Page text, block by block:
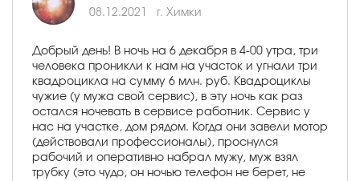
08.12.2021 г. Химки
Добрый день! В ночь на 6 декабря в 4-00 утра, три
человека проникли к нам на участок и угнали три
квадроцикла на сумму 6 млн. руб. Квадроциклы
чужие (у мужа свой сервис), в эту ночь как раз
остался ночевать в сервисе работник. Сервис у
нас на участке, дом рядом. Когда они завели мотор
(действовали профессионалы), проснулся
рабочий и оперативно набрал мужу, муж взял
трубку (это чудо, он ночью телефон не берет, не